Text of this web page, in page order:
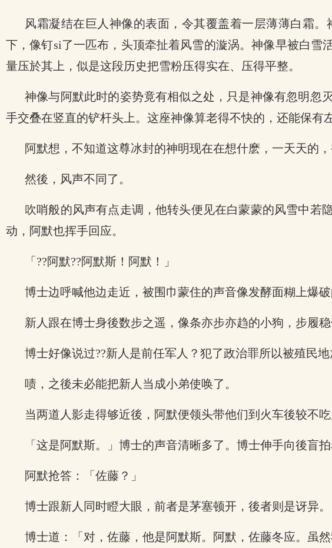
风霜凝结在巨人神像的表面，令其覆盖着一层薄薄白霜
下，像钉si了一匹布，头顶牵扯着风雪的漩涡。神像早被白雪
量压於其上，似是这段历史把雪粉压得实在、压得平整。
神像与阿默此时的姿势竟有相似之处，只是神像有忽明忽
手交叠在竖直的铲杆头上。这座神像算老得不快的，还能保有
阿默想，不知道这尊冰封的神明现在在想什麽，一天天的
然後，风声不同了。
吹哨般的风声有点走调，他转头便见在白蒙蒙的风雪中若
动，阿默也挥手回应。
「??阿默??阿默斯！阿默！」
博士边呼喊他边走近，被围巾蒙住的声音像发酵面糊上爆破
新人跟在博士身後数步之遥，像条亦步亦趋的小狗，步履
博士好像说过??新人是前任军人？犯了政治罪所以被殖民地
啧，之後未必能把新人当成小弟使唤了。
当两道人影走得够近後，阿默便领头带他们到火车後较不吃
「这是阿默斯。」博士的声音清晰多了。博士伸手向後盲
阿默抢答：「佐藤？」
博士跟新人同时瞪大眼，前者是茅塞顿开，後者则是讶异。
博士道：「对，佐藤，他是阿默斯。阿默，佐藤冬应。虽